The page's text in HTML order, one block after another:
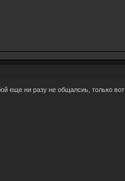
еще ни разу не общалсиь, только вот